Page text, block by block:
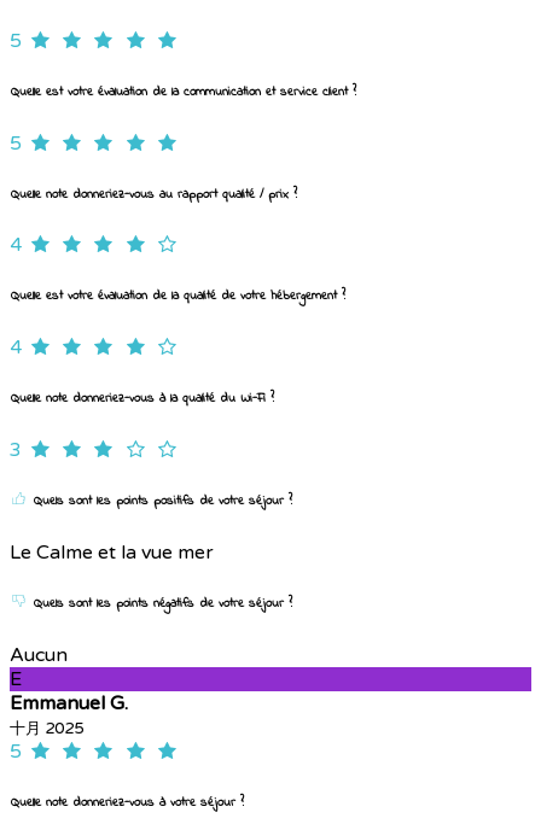
5
Quelle est votre évaluation de la communication et service client ?
5
Quelle note donneriez-vous au rapport qualité / prix ?
4
Quelle est votre évaluation de la qualité de votre hébergement ?
4
Quelle note donneriez-vous à la qualité du Wi-Fi ?
3
Quels sont les points positifs de votre séjour ?
Le Calme et la vue mer
Quels sont les points négatifs de votre séjour ?
Aucun
E
Emmanuel G.
十月 2025
5
Quelle note donneriez-vous à votre séjour ?